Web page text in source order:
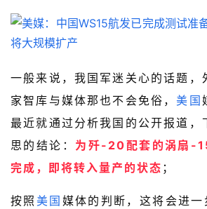
一般来说，我国军迷关心的话题，
家智库与媒体那也不会免俗，美国
最近就通过分析我国的公开报道，
思的结论： 为歼-20配套的涡扇-
完成，即将转入量产的状态 ；
按照 美国 媒体的判断，这将会进